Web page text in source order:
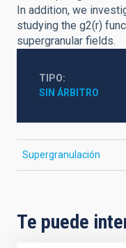
In addition, we
studying the g2(r)
supergranular fields.
TIPO
SIN ÁRBITRO
Supergranulación
Te puede